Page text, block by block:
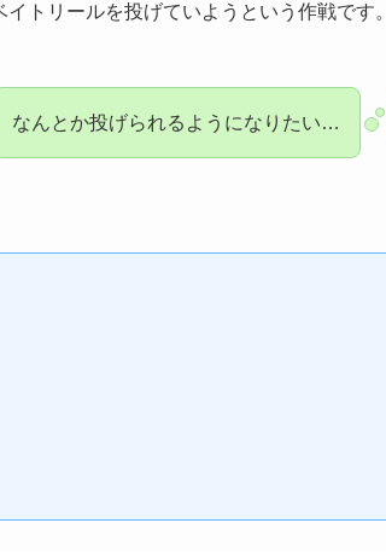
トリールを投げていようという作戦です。
なんとか投げられるようになりたい…